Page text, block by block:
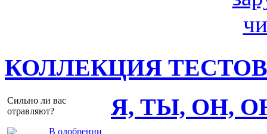
КОЛЛЕКЦИЯ ТЕСТОВ
Сильно ли вас
отравляют?
В одобрении
Я, ТЫ, ОН,